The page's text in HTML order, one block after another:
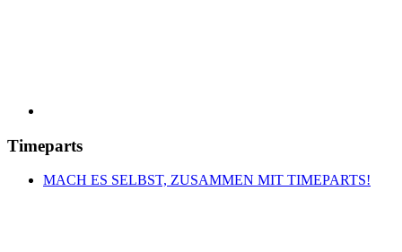
Timeparts
MACH ES SELBST, ZUSAMMEN MIT TIMEPARTS!